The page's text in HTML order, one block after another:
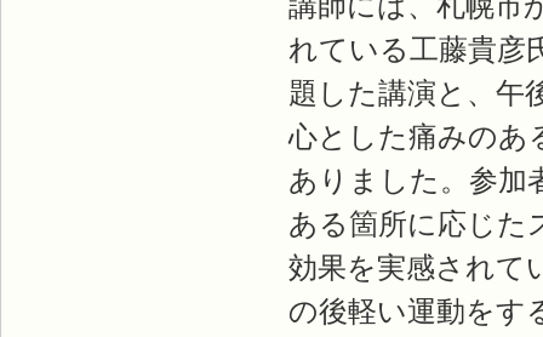
れている工藤貴彦
題した講演と、午
心とした痛みのあ
ありました。参加
ある箇所に応じた
効果を実感されて
の後軽い運動をす